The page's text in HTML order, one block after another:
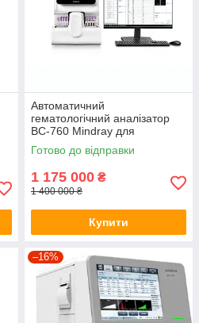
Автоматичний
гематологічний аналізатор
BC-760 Mindray для
лабораторій
Готово до відправки
1 175 000 ₴
1 400 000 ₴
Купити
–16%